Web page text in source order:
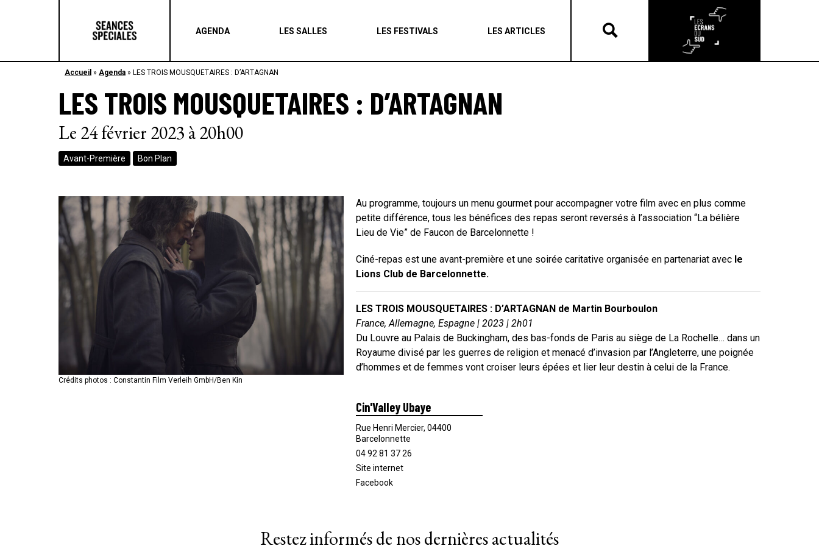
AGENDA LES SALLES LES FESTIVALS LES ARTICLES
Les articles
Accueil » Agenda » LES TROIS MOUSQUETAIRES : D’ARTAGNAN
LES TROIS MOUSQUETAIRES : D’ARTAGNAN
Le 24 février 2023 à 20h00
Avant-Première Bon Plan
Crédits photos : Constantin Film Verleih GmbH/Ben Kin
Crédits photos : Constantin Film Verleih GmbH/Ben Kin
Crédits photos : Constantin Film Verleih GmbH/Ben Kin
Au programme, toujours un menu gourmet pour accompagner votre film avec en plus comme
petite différence, tous les bénéfices des repas seront reversés à l’association “La bélière
Lieu de Vie” de Faucon de Barcelonnette !
Ciné-repas est une avant-première et une soirée caritative organisée en partenariat avec le
Lions Club de Barcelonnette.
LES TROIS MOUSQUETAIRES : D’ARTAGNAN de Martin Bourboulon
France, Allemagne, Espagne | 2023 | 2h01
Du Louvre au Palais de Buckingham, des bas-fonds de Paris au siège de La Rochelle… dans un
Royaume divisé par les guerres de religion et menacé d’invasion par l’Angleterre, une poignée
d’hommes et de femmes vont croiser leurs épées et lier leur destin à celui de la France.
Cin'Valley Ubaye
Rue Henri Mercier, 04400
Barcelonnette
04 92 81 37 26
Site internet
Facebook
Restez informés de nos dernières actualités